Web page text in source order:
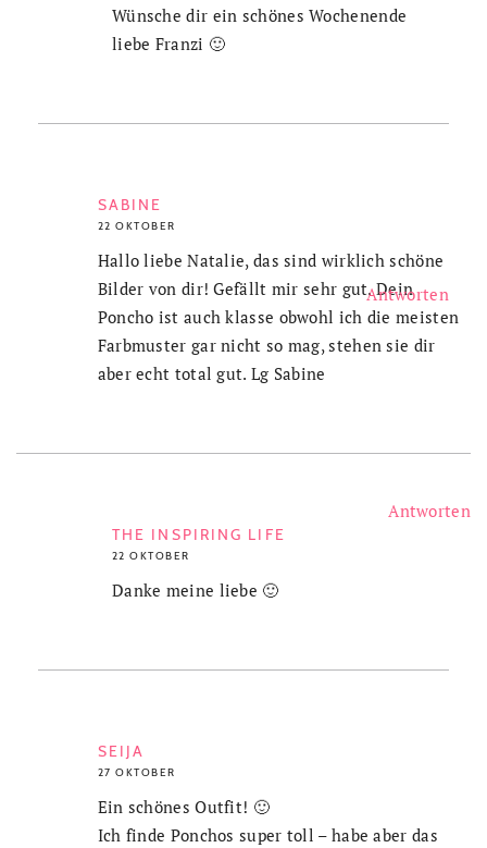
Wünsche dir ein schönes Wochenende
liebe Franzi 🙂
SABINE
22 OKTOBER
Hallo liebe Natalie, das sind wirklich schöne
Bilder von dir! Gefällt mir sehr gut. Dein
Poncho ist auch klasse obwohl ich die meisten
Farbmuster gar nicht so mag, stehen sie dir
aber echt total gut. Lg Sabine
THE INSPIRING LIFE
22 OKTOBER
Antworten
Danke meine liebe 🙂
SEIJA
27 OKTOBER
Antworten
Ein schönes Outfit! 🙂
Ich finde Ponchos super toll – habe aber das